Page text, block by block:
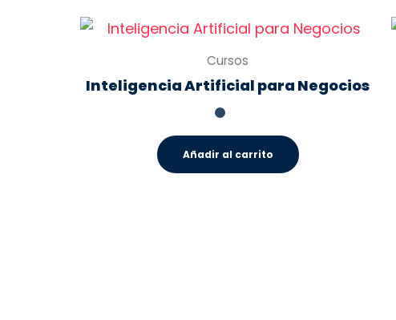
Cursos
Inteligencia Artificial para Negocios
Añadir al carrito